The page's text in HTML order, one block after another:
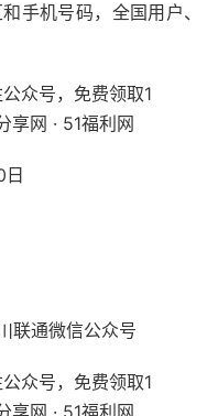
手机号码，全国用户、
联通微信公众号